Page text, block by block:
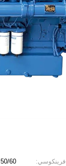
فرينكوسي:
50/60 هرتز